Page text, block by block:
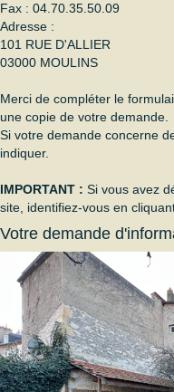
Fax : 04.70.35.50.09
Adresse :
101 RUE D'ALLIER
03000 MOULINS
Merci de compléter le
une copie de votre demande.
Si votre demande concerne
indiquer.
IMPORTANT : Si vous avez
site, identifiez-vous en
Votre demande